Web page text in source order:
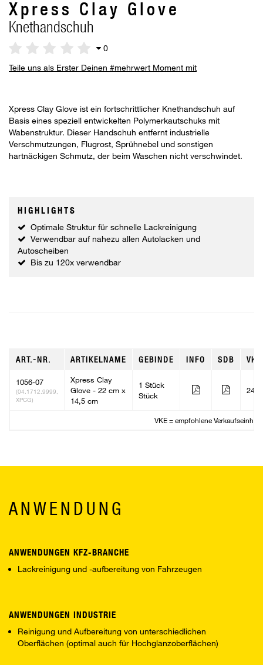
Xpress Clay Glove
Knethandschuh
0
Teile uns als Erster Deinen #mehrwert Moment mit
Xpress Clay Glove ist ein fortschrittlicher Knethandschuh auf
Basis eines speziell entwickelten Polymerkautschuks mit
Wabenstruktur. Dieser Handschuh entfernt industrielle
Verschmutzungen, Flugrost, Sprühnebel und sonstigen
hartnäckigen Schmutz, der beim Waschen nicht verschwindet.
HIGHLIGHTS
Optimale Struktur für schnelle Lackreinigung
Verwendbar auf nahezu allen Autolacken und
Autoscheiben
Bis zu 120x verwendbar
ART.-NR. ARTIKELNAME GEBINDE INFO SDB VKE
1056-07
(04.1712.9999,
XPCG)
Xpress Clay
Glove - 22 cm x
14,5 cm
1 Stück
Stück
24
VKE = empfohlene Verkaufseinheit
ANWENDUNG
ANWENDUNGEN KFZ-BRANCHE
Lackreinigung und -aufbereitung von Fahrzeugen
ANWENDUNGEN INDUSTRIE
Reinigung und Aufbereitung von unterschiedlichen
Oberflächen (optimal auch für Hochglanzoberflächen)